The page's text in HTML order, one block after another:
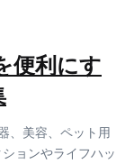
便利にす
、美容、ペット用
ョンやライフハッ